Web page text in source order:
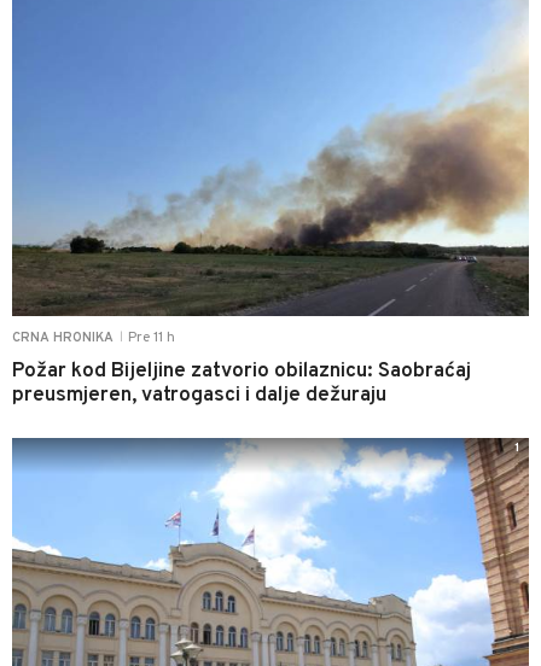
CRNA HRONIKA Pre 11 h
Požar kod Bijeljine zatvorio obilaznicu: Saobraćaj
preusmjeren, vatrogasci i dalje dežuraju
1